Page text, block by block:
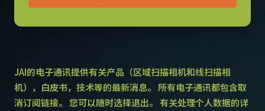
快门方式
8.1 毫米
有效感光芯片尺寸 横x纵
6.5 x 4.8 mm
JAI的电子通讯提供有关产品（区域扫描相机和线扫描相
机），白皮书，技术等的最新消息。 所有电子通讯都包含取
消订阅链接。 您可以随时选择退出。 有关处理个人数据的详